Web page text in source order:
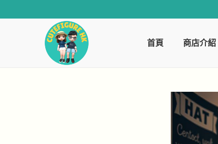
首頁 商店介紹